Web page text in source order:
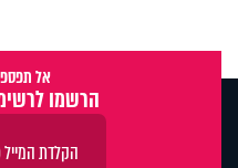
אל
הרשמו